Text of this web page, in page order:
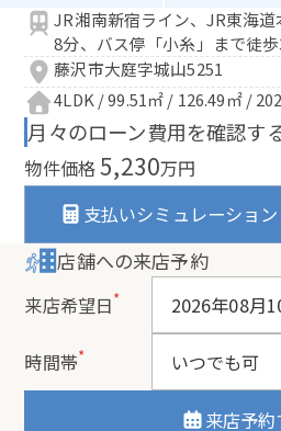
JR湘南新宿ライン、JR東海
8分、バス停「小糸」まで徒
藤沢市大庭字城山5251
4LDK / 99.51㎡ / 126.49㎡ /
月々のローン費用を確認す
物件価格5,230万円
支払いシミュレーション
店舗への来店予約
来店希望日*
時間帯*
来店予約